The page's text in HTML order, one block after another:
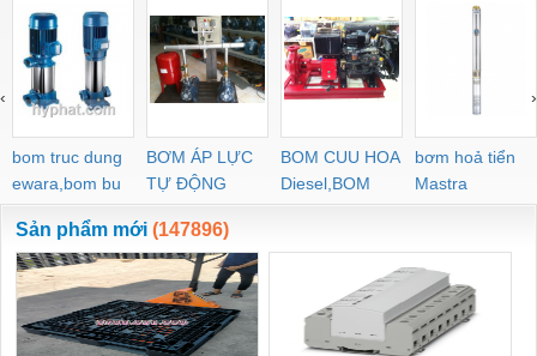
bom truc dung
ewara,bom bu
ewara
BƠM ÁP LỰC
TỰ ĐỘNG
BOM CUU HOA
Diesel,BOM
CHUA CHAY
bơm hoả tiển
Mastra
‹ ›
Sản phẩm mới (147896)